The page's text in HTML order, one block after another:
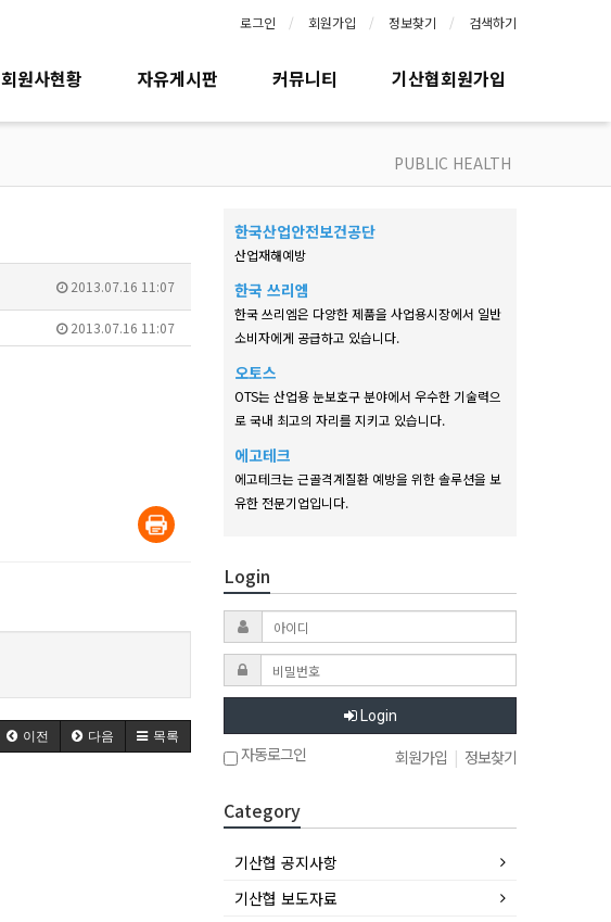
로그인 회원가입 정보찾기 검색하기
회원사현황 자유게시판 커뮤니티 기산협회원가입
PUBLIC HEALTH
2013.07.16 11:07
2013.07.16 11:07
이전 다음 목록
한국산업안전보건공단
산업재해예방
한국 쓰리엠
한국 쓰리엠은 다양한 제품을 사업용시장에서 일반
소비자에게 공급하고 있습니다.
오토스
OTS는 산업용 눈보호구 분야에서 우수한 기술력으
로 국내 최고의 자리를 지키고 있습니다.
에고테크
에고테크는 근골격계질환 예방을 위한 솔루션을 보
유한 전문기업입니다.
Login
Login
자동로그인 회원가입 | 정보찾기
Category
기산협 공지사항
기산협 보도자료